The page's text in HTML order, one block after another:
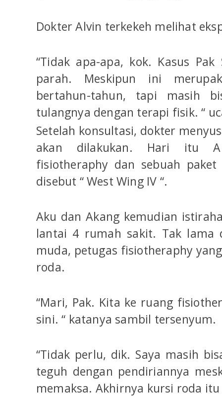
Dokter Alvin terkekeh melihat
“Tidak apa-apa, kok. Kasus
parah. Meskipun ini
bertahun-tahun, tapi masih
tulangnya dengan terapi fisik. “
Setelah konsultasi, dokter
akan dilakukan. Hari itu
fisiotheraphy dan sebuah
disebut “ West Wing IV “.
Aku dan Akang kemudian
lantai 4 rumah sakit. Tak lama
muda, petugas fisiotheraphy
roda.
“Mari, Pak. Kita ke ruang
sini. “ katanya sambil tersenyum.
“Tidak perlu, dik. Saya masih
teguh dengan pendiriannya
memaksa. Akhirnya kursi roda